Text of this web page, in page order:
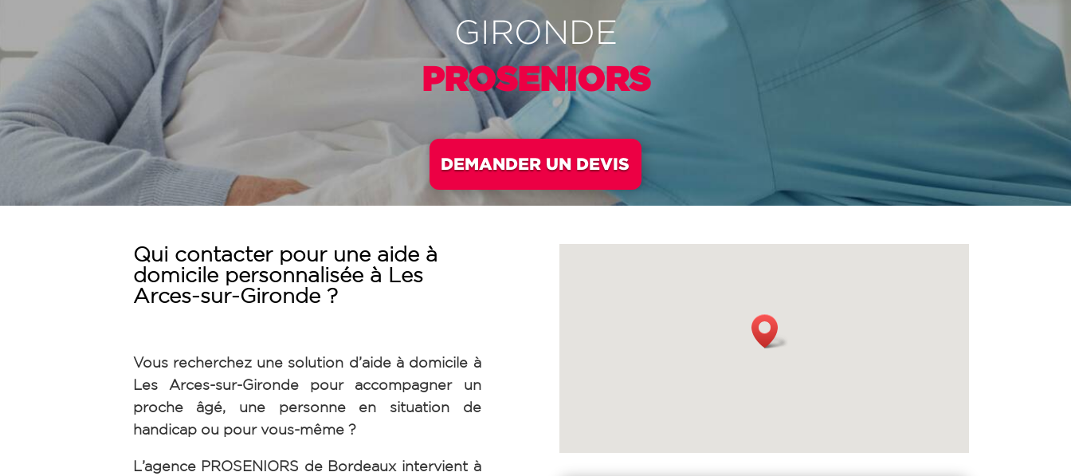
GIRONDE
PROSENIORS
DEMANDER UN DEVIS
Qui contacter pour une aide à
domicile personnalisée à Les
Arces-sur-Gironde ?
Vous recherchez une solution d’aide à domicile à
Les Arces-sur-Gironde pour accompagner un
proche âgé, une personne en situation de
handicap ou pour vous-même ?
L’agence PROSENIORS de Bordeaux intervient à